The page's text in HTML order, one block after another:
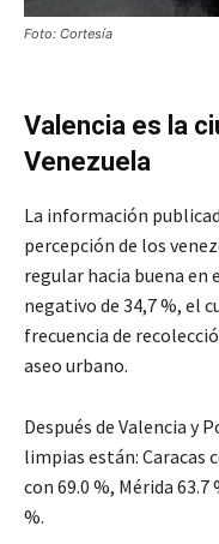
Foto: Cortesía
Valencia es la
Venezuela
La información
percepción de los
regular hacia buena en
negativo de 34,7 %, el
frecuencia de
aseo urbano.
Después de Valencia y
limpias están: Caracas
con 69.0 %, Mérida
%.